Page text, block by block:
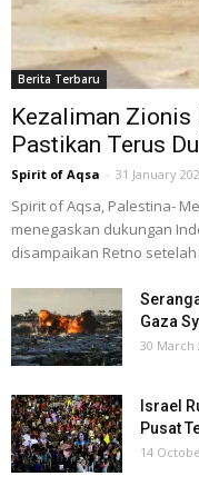
Berita Terbaru
Kezaliman Zionis
Pastikan Terus
Spirit of Aqsa - 31 January
Spirit of Aqsa, Palestina-
menegaskan dukungan
disampaikan Retno
Gaza
30 March
Israel
Pusat
14